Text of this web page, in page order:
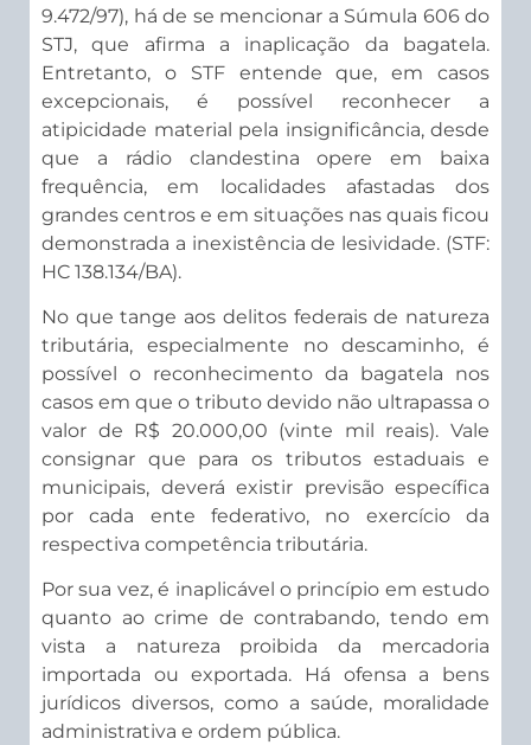
9.472/97), há de se mencionar a Súmula 606 do
STJ, que afirma a inaplicação da bagatela.
Entretanto, o STF entende que, em casos
excepcionais, é possível reconhecer a
atipicidade material pela insignificância, desde
que a rádio clandestina opere em baixa
frequência, em localidades afastadas dos
grandes centros e em situações nas quais ficou
demonstrada a inexistência de lesividade. (STF:
HC 138.134/BA).
No que tange aos delitos federais de natureza
tributária, especialmente no descaminho, é
possível o reconhecimento da bagatela nos
casos em que o tributo devido não ultrapassa o
valor de R$ 20.000,00 (vinte mil reais). Vale
consignar que para os tributos estaduais e
municipais, deverá existir previsão específica
por cada ente federativo, no exercício da
respectiva competência tributária.
Por sua vez, é inaplicável o princípio em estudo
quanto ao crime de contrabando, tendo em
vista a natureza proibida da mercadoria
importada ou exportada. Há ofensa a bens
jurídicos diversos, como a saúde, moralidade
administrativa e ordem pública.